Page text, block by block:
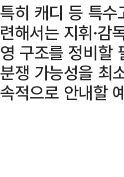
특히 캐디 등 특
련해서는 지휘·감
영 구조를 정비할
분쟁 가능성을 최
속적으로 안내할